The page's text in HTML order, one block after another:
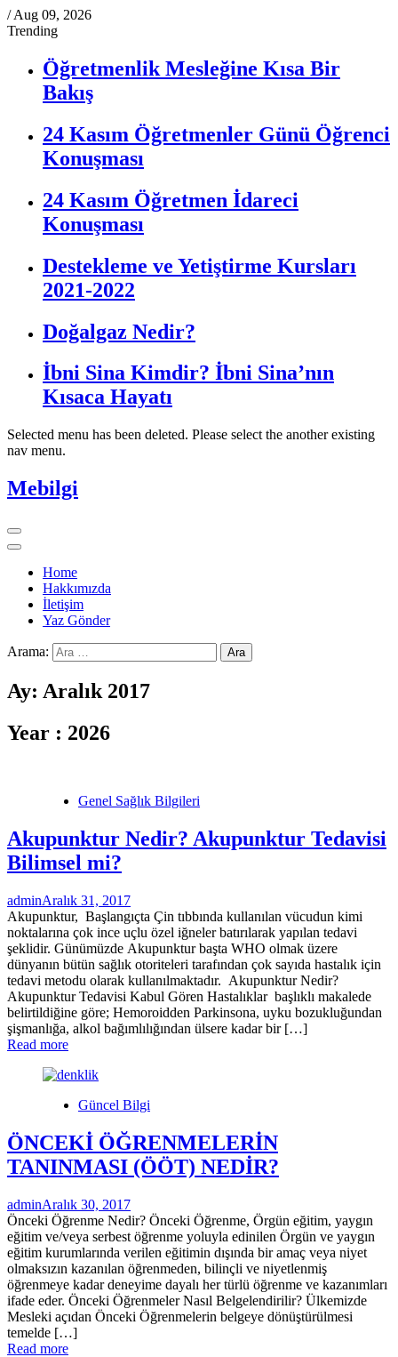
/ Aug 09, 2026
Trending
Öğretmenlik Mesleğine Kısa Bir
Bakış
24 Kasım Öğretmenler Günü Öğrenci
Konuşması
24 Kasım Öğretmen İdareci
Konuşması
Destekleme ve Yetiştirme Kursları
2021-2022
Doğalgaz Nedir?
İbni Sina Kimdir? İbni Sina’nın
Kısaca Hayatı
Selected menu has been deleted. Please select the another existing
nav menu.
Mebilgi
Home
Hakkımızda
İletişim
Yaz Gönder
Arama:
Ay: Aralık 2017
Year : 2026
Genel Sağlık Bilgileri
Akupunktur Nedir? Akupunktur Tedavisi
Bilimsel mi?
adminAralık 31, 2017
Akupunktur, Başlangıçta Çin tıbbında kullanılan vücudun kimi
noktalarına çok ince uçlu özel iğneler batırılarak yapılan tedavi
şeklidir. Günümüzde Akupunktur başta WHO olmak üzere
dünyanın bütün sağlık otoriteleri tarafından çok sayıda hastalık için
tedavi metodu olarak kullanılmaktadır. Akupunktur Nedir?
Akupunktur Tedavisi Kabul Gören Hastalıklar başlıklı makalede
belirtildiğine göre; Hemoroidden Parkinsona, uyku bozukluğundan
şişmanlığa, alkol bağımlılığından ülsere kadar bir […]
Read more
Güncel Bilgi
ÖNCEKİ ÖĞRENMELERİN
TANINMASI (ÖÖT) NEDİR?
adminAralık 30, 2017
Önceki Öğrenme Nedir? Önceki Öğrenme, Örgün eğitim, yaygın
eğitim ve/veya serbest öğrenme yoluyla edinilen Örgün ve yaygın
eğitim kurumlarında verilen eğitimin dışında bir amaç veya niyet
olmaksızın kazanılan öğrenmeden, bilinçli ve niyetlenmiş
öğrenmeye kadar deneyime dayalı her türlü öğrenme ve kazanımları
ifade eder. Önceki Öğrenmeler Nasıl Belgelendirilir? Ülkemizde
Mesleki açıdan Önceki Öğrenmelerin belgeye dönüştürülmesi
temelde […]
Read more